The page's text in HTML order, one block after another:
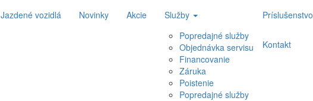
Jazdené vozidlá Novinky Akcie
Služby
Popredajné služby
Objednávka servisu
Financovanie
Záruka
Poistenie
Popredajné služby
Príslušenstvo
Kontakt